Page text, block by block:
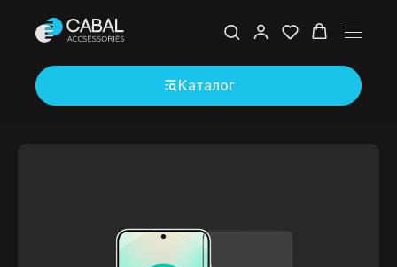
Каталог